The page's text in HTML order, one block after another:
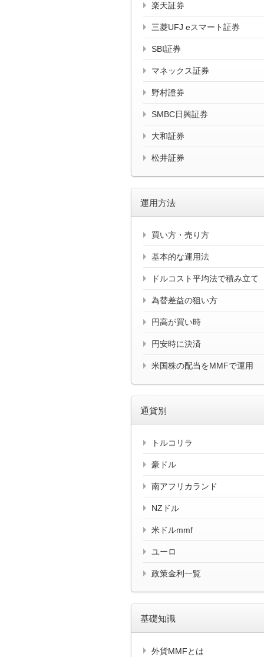
楽天証券
三菱UFJ eスマート証券
SBI証券
マネックス証券
野村證券
SMBC日興証券
大和証券
松井証券
運用方法
買い方・売り方
基本的な運用法
ドルコスト平均法で積み立て
為替差益の狙い方
円高が買い時
円安時に決済
米国株の配当をMMFで運用
通貨別
トルコリラ
豪ドル
南アフリカランド
NZドル
米ドルmmf
ユーロ
政策金利一覧
基礎知識
外貨MMFとは